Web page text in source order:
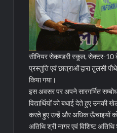
सीनियर सेकण्डरी स्कूल, सेक्टर-10 के
प्रस्तुति एवं छात्राओं द्वारा तुलसी
किया गया।
इस अवसर पर अपने सारगर्भित
विद्यार्थियों को बधाई देते हुए उनकी
करते हुए उन्हें और अधिक ऊँचाइयों
अतिथि श्री नागर एवं विशिष्ट